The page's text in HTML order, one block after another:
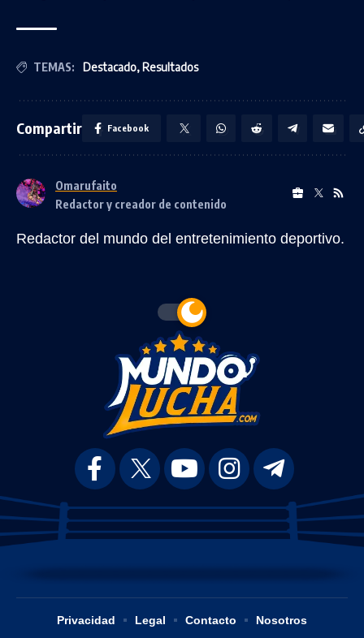
TEMAS: Destacado,Resultados
Compartir Facebook
Omarufaito
Redactor y creador de contenido
Redactor del mundo del entretenimiento deportivo.
Privacidad Legal Contacto Nosotros